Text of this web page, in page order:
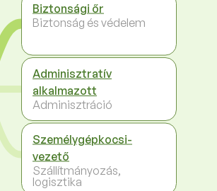
Biztonsági őr
Biztonság és védelem
Adminisztratív
alkalmazott
Adminisztráció
Személygépkocsi-
vezető
Szállítmányozás,
logisztika